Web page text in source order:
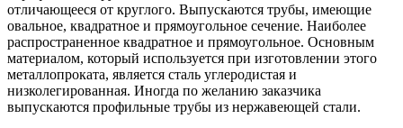
отличающееся от круглого. Выпускаются трубы, имеющие
овальное, квадратное и прямоугольное сечение. Наиболее
распространенное квадратное и прямоугольное. Основным
материалом, который используется при изготовлении этого
металлопроката, является сталь углеродистая и
низколегированная. Иногда по желанию заказчика
выпускаются профильные трубы из нержавеющей стали.